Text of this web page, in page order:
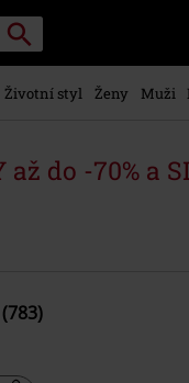
Vyhledávání
Životní styl Ženy Muži
až do -70% a